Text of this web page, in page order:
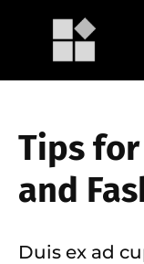
Tips
and
Duis ex ad